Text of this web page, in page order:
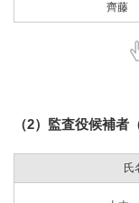
齊藤
（2）監査役候補者
氏